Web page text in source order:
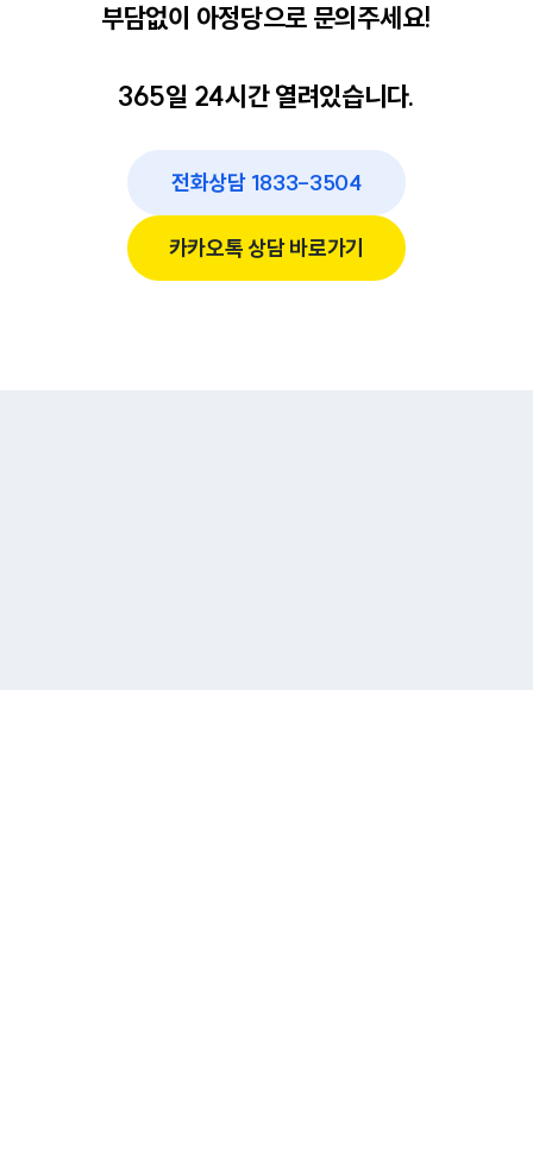
부담없이 아정당으로 문의주세요!
365일 24시간 열려있습니다.
전화상담 1833-3504
카카오톡 상담 바로가기